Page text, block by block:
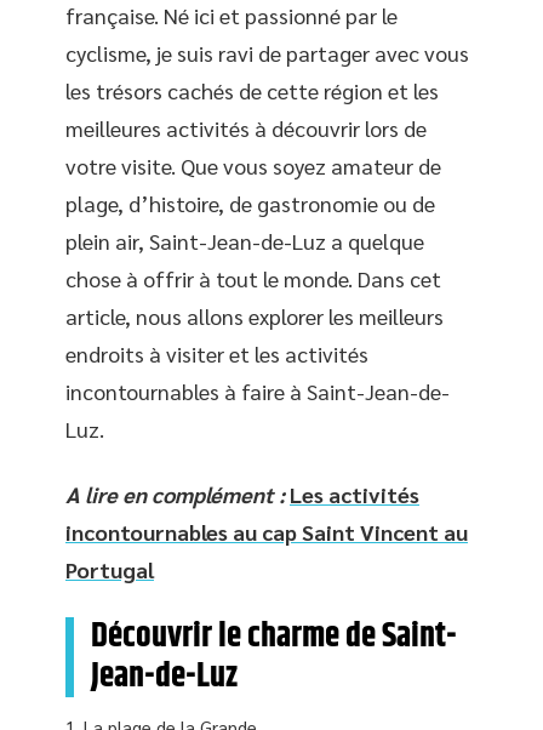
française. Né ici et passionné par le
cyclisme, je suis ravi de partager avec vous
les trésors cachés de cette région et les
meilleures activités à découvrir lors de
votre visite. Que vous soyez amateur de
plage, d’histoire, de gastronomie ou de
plein air, Saint-Jean-de-Luz a quelque
chose à offrir à tout le monde. Dans cet
article, nous allons explorer les meilleurs
endroits à visiter et les activités
incontournables à faire à Saint-Jean-de-
Luz.
A lire en complément : Les activités
incontournables au cap Saint Vincent au
Portugal
Découvrir le charme de Saint-
Jean-de-Luz